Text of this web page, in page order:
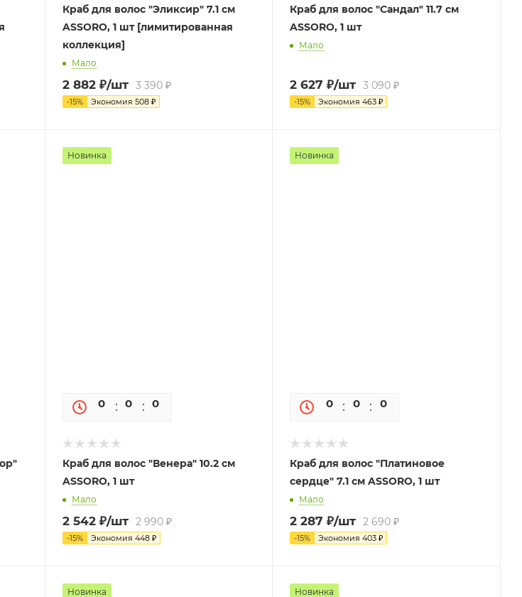
Краб для волос "Эликсир" 7.1 см
ASSORO, 1 шт [лимитированная
коллекция]
Мало
2 882₽/шт 3 390₽
-15% Экономия 508₽
Краб для волос "Сандал" 11.7 см
ASSORO, 1 шт
Мало
2 627 ₽/шт 3 090 ₽
-15% Экономия463 ₽
Новинка
0 0 0
Краб для волос "Венера" 10.2 см
ASSORO, 1 шт
Мало
2 542₽/шт 2 990₽
-15% Экономия 448₽
Новинка
0 0 0
Краб для волос "Платиновое
сердце" 7.1 см ASSORO, 1 шт
Мало
2 287 ₽/шт 2 690 ₽
-15% Экономия403 ₽
Новинка Новинка